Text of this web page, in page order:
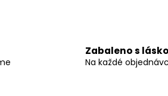
Zabaleno s
Na každé